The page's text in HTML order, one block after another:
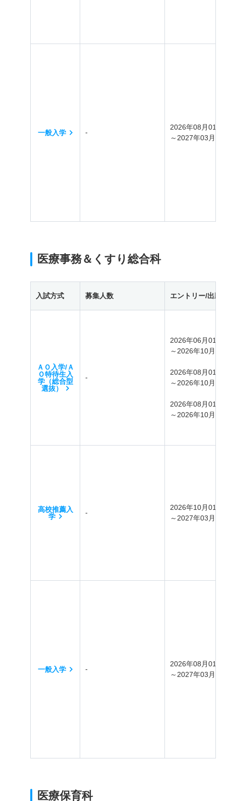
一般入学 -
2026年08月01日
～2027年03月31
医療事務＆くすり総合科
入試方式 募集人数 エントリー/出願
ＡＯ入学/Ａ
Ｏ特待生入
学（総合型
選抜）
-
2026年06月01日
～2026年10月31
2026年08月01日
～2026年10月31
2026年08月01日
～2026年10月09
高校推薦入
学
-
2026年10月01日
～2027年03月31
一般入学 -
2026年08月01日
～2027年03月31
医療保育科